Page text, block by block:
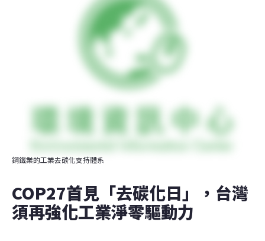
鋼鐵業的工業去碳化支持體系
COP27首見「去碳化日」，台灣
須再強化工業淨零驅動力